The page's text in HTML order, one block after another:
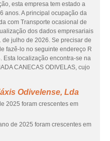
esta empresa tem estado a
anos. A principal ocupação da
com Transporte ocasional de
dos dados empresariais
julho de 2026. Se precisar de
fazê-lo no seguinte endereço R
Esta localização encontra-se na
CANECAS ODIVELAS, cujo
Odivelense, Lda
2025 foram crescentes em
de 2025 foram crescentes em